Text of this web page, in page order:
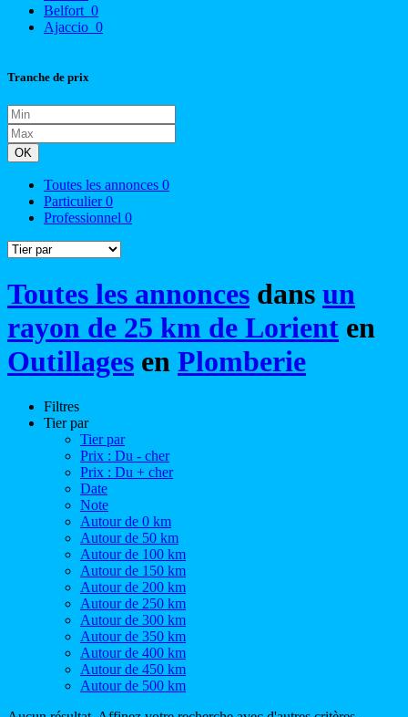
Belfort 0
Ajaccio 0
Tranche de prix
OK
Toutes les annonces 0
Particulier0
Professionnel 0
Toutes les annonces dans un
rayon de 25 km de Lorient en
Outillages en Plomberie
Filtres
Tier par
Tier par
Prix : Du - cher
Prix : Du + cher
Date
Note
Autour de 0 km
Autour de 50 km
Autour de 100 km
Autour de 150 km
Autour de 200 km
Autour de 250 km
Autour de 300 km
Autour de 350 km
Autour de 400 km
Autour de 450 km
Autour de 500 km